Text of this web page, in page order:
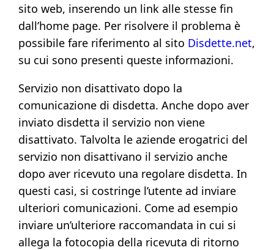
sito web, inserendo un link alle stesse fin
dall’home page. Per risolvere il problema è
possibile fare riferimento al sito Disdette.net,
su cui sono presenti queste informazioni.
Servizio non disattivato dopo la
comunicazione di disdetta. Anche dopo aver
inviato disdetta il servizio non viene
disattivato. Talvolta le aziende erogatrici del
servizio non disattivano il servizio anche
dopo aver ricevuto una regolare disdetta. In
questi casi, si costringe l’utente ad inviare
ulteriori comunicazioni. Come ad esempio
inviare un’ulteriore raccomandata in cui si
allega la fotocopia della ricevuta di ritorno